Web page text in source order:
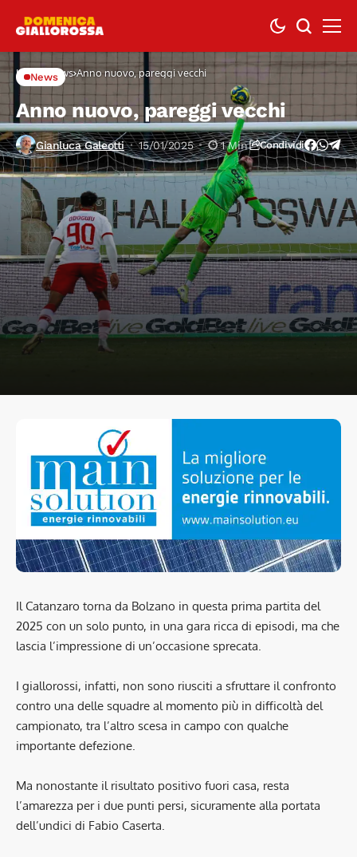
Home News Anno nuovo, pareggi vecchi
News
Anno nuovo, pareggi vecchi
Gianluca Galeotti 15/01/2025 1 Min Condividi
Il Catanzaro torna da Bolzano in questa prima partita del
2025 con un solo punto, in una gara ricca di episodi, ma che
lascia l’impressione di un’occasione sprecata.
I giallorossi, infatti, non sono riusciti a sfruttare il confronto
contro una delle squadre al momento più in difficoltà del
campionato, tra l’altro scesa in campo con qualche
importante defezione.
Ma nonostante il risultato positivo fuori casa, resta
l’amarezza per i due punti persi, sicuramente alla portata
dell’undici di Fabio Caserta.